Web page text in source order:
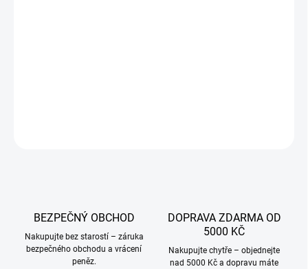
BEZPEČNÝ OBCHOD
Nakupujte bez starostí – záruka
bezpečného obchodu a vrácení
peněz.
DOPRAVA ZDARMA OD
5000 KČ
Nakupujte chytře – objednejte
nad 5000 Kč a dopravu máte